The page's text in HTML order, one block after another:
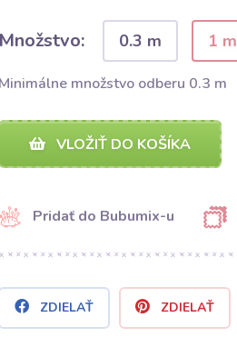
Množstvo: 0.3 m 1 m
Minimálne množstvo odberu 0.3 m
VLOŽIŤ DO KOŠÍKA
Pridať do Bubumix-u
ZDIELAŤ ZDIELAŤ